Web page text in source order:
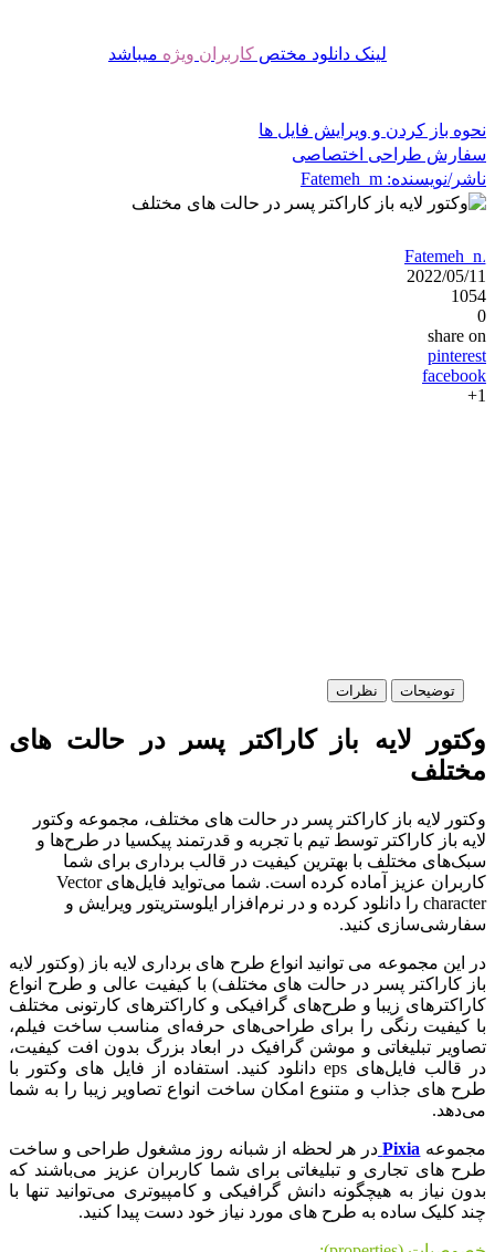
لینک دانلود مختص کاربران ویژه میباشد
نحوه باز کردن و ویرایش فایل ها
سفارش طراحی اختصاصی
ناشر/نویسنده: Fatemeh_m
Fatemeh_m
2022/05/11
1054
0
share on
pinterest
facebook
1+
توضیحات نظرات
وکتور لایه باز کاراکتر پسر در حالت های
مختلف
وکتور لایه باز کاراکتر پسر در حالت های مختلف، مجموعه وکتور
لایه باز کاراکتر توسط تیم با تجربه و قدرتمند پیکسیا در طرح‌ها و
سبک‌های مختلف با بهترین کیفیت در قالب برداری برای شما
کاربران عزیز آماده کرده است. شما می‌تواید فایل‌های Vector
character را دانلود کرده و در نرم‌افزار ایلوستریتور ویرایش و
سفارشی‌سازی کنید.
در این مجموعه می توانید انواع طرح های برداری لایه باز (وکتور لایه
باز کاراکتر پسر در حالت های مختلف) با کیفیت عالی و طرح انواع
کاراکترهای زیبا و طرح‌های گرافیکی و کاراکترهای کارتونی مختلف
با کیفیت رنگی را برای طراحی‌های حرفه‌ای مناسب ساخت فیلم،
تصاویر تبلیغاتی و موشن گرافیک در ابعاد بزرگ بدون افت کیفیت،
در قالب فایل‌های eps دانلود کنید. استفاده از فایل های وکتور با
طرح های جذاب و متنوع امکان ساخت انواع تصاویر زیبا را به شما
می‌دهد.
مجموعه Pixia در هر لحظه از شبانه روز مشغول طراحی و ساخت
طرح های تجاری و تبلیغاتی برای شما کاربران عزیز می‌باشند که
بدون نیاز به هیچگونه دانش گرافیکی و کامپیوتری می‌توانید تنها با
چند کلیک ساده به طرح های مورد نیاز خود دست پیدا کنید.